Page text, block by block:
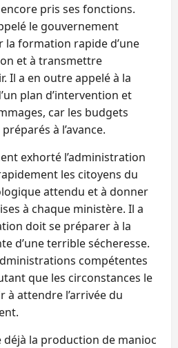
pris ses fonctions.
le gouvernement
formation rapide d’une
et à transmettre
Il a en outre appelé à la
plan d’intervention et
car les budgets
à l’avance.
exhorté l’administration
les citoyens du
attendu et à donner
à chaque ministère. Il a
doit se préparer à la
d’une terrible sécheresse.
compétentes
que les circonstances le
à attendre l’arrivée du
déjà la production de manioc